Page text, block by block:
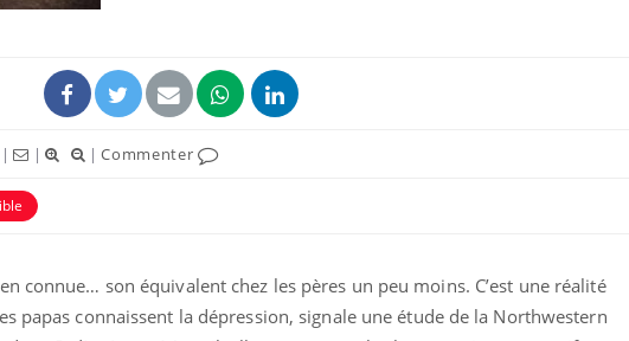
| | |Commenter
connue… son équivalent chez les pères un peu moins. C’est une réalité
papas connaissent la dépression, signale une étude de la Northwestern
cancer ?
Pourquoi manger moins
de protéines pourrait